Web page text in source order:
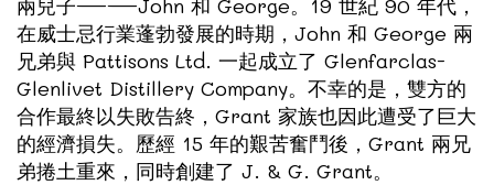
兩兒子——John 和 George。19 世紀 90 年代，
在威士忌行業蓬勃發展的時期，John 和 George 兩
兄弟與 Pattisons Ltd. 一起成立了 Glenfarclas-
Glenlivet Distillery Company。不幸的是，雙方的
合作最終以失敗告終，Grant 家族也因此遭受了巨大
的經濟損失。歷經 15 年的艱苦奮鬥後，Grant 兩兄
弟捲土重來，同時創建了 J. & G. Grant。